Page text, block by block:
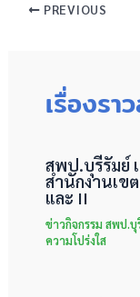
PREVIOUS
เรื่องรา
สพป.บุรีรัมย์
สำนักงานเข
และ II
ข่าวกิจกรรม สพป.บุ
ความโปร่งใส